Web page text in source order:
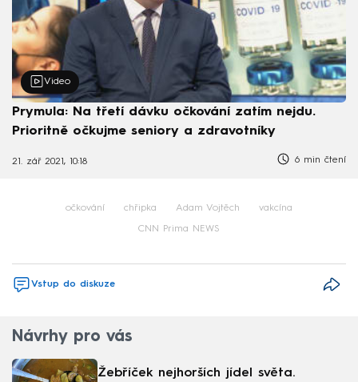
Video
Prymula: Na třetí dávku očkování zatím nejdu.
Prioritně očkujme seniory a zdravotníky
21. zář 2021, 10:18 6 min čtení
očkování chřipka Adam Vojtěch vakcína
CNN Prima NEWS
Vstup do diskuze
Návrhy pro vás
Žebříček nejhorších jídel světa.